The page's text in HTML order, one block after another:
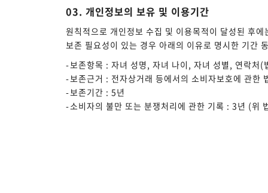
03. 개인정보의 보유 및 이용기간
원칙적으로 개인정보 수집 및 이용목적이 달성된 후
보존 필요성이 있는 경우 아래의 이유로 명시한 기간
보존항목 : 자녀 성명, 자녀 나이, 자녀 성별, 연락처(
보존근거 : 전자상거래 등에서의 소비자보호에 관한
보존기간 : 5년
소비자의 불만 또는 분쟁처리에 관한 기록 : 3년 (위